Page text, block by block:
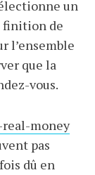
un
finition de
l’ensemble
que la
vous.
money
pas
dû en